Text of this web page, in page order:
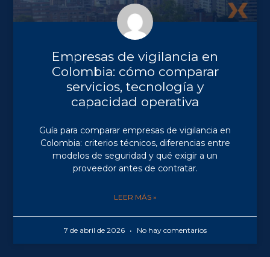
Empresas de vigilancia en
Colombia: cómo comparar
servicios, tecnología y
capacidad operativa
Guía para comparar empresas de vigilancia en
Colombia: criterios técnicos, diferencias entre
modelos de seguridad y qué exigir a un
proveedor antes de contratar.
LEER MÁS »
7 de abril de 2026 No hay comentarios